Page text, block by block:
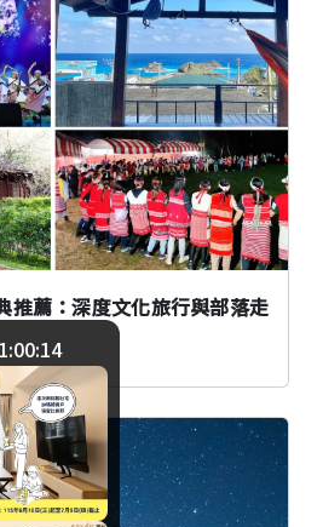
推薦：深度文化旅行與部落走